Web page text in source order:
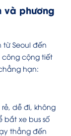
và phương
Seoul đến
công cộng tiết
hạn:
dễ đi, không
bắt xe bus số
thẳng đến